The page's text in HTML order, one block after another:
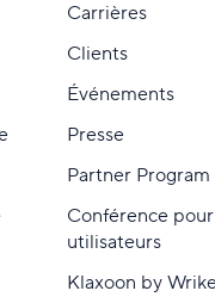
Carrières
Clients
Événements
Presse
Partner Program
Conférence
utilisateurs
Klaxoon by Wrike